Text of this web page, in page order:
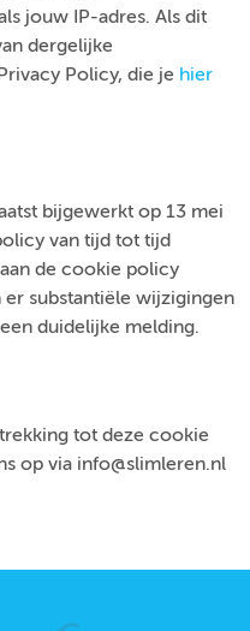
jouw IP-adres. Als dit
dergelijke
Policy, die je hier
bijgewerkt op 13 mei
van tijd tot tijd
de cookie policy
substantiële wijzigingen
duidelijke melding.
tot deze cookie
op via info@slimleren.nl